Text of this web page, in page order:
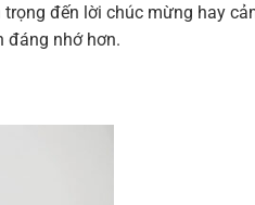
đến lời chúc mừng hay
đáng nhớ hơn.